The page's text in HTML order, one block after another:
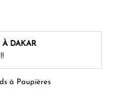
à Paupières
DAKAR